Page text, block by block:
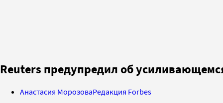
Reuters предупредил об
Анастасия МорозоваРедакция Forbes